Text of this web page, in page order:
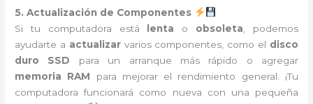
5. Actualización de Componentes
Si tu computadora está
lenta o obsoleta , podemos
ayudarte a actualizarvarios componentes, como el disco
duro SSD para un arranque más rápido o agregar
memoria RAM para mejorar el rendimiento general. ¡Tu
computadora funcionará como nueva con una pequeña